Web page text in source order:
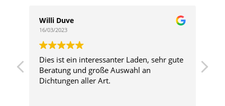
Willi Duve
16/03/2023
Dies ist ein interessanter Laden, sehr gute
Beratung und große Auswahl an
Dichtungen aller Art.